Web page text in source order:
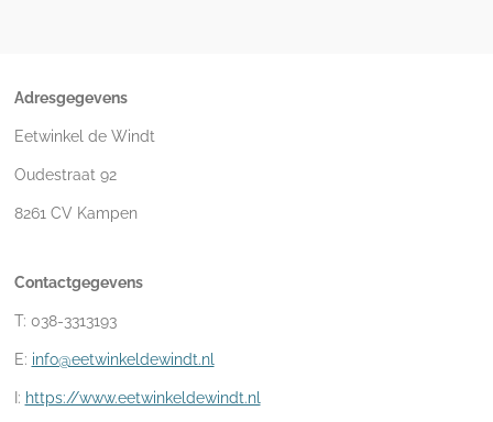
Adresgegevens
Eetwinkel de Windt
Oudestraat 92
8261 CV Kampen
Contactgegevens
T: 038-3313193
E: info@eetwinkeldewindt.nl
I: https://www.eetwinkeldewindt.nl